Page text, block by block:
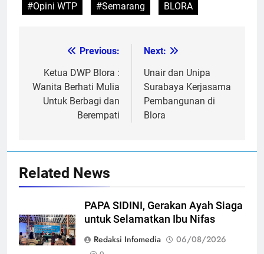
#Opini WTP
#Semarang BLORA
navigation
Previous:
Ketua DWP Blora :
Wanita Berhati Mulia
Untuk Berbagi dan
Berempati
Next:
Unair dan Unipa
Surabaya Kerjasama
Pembangunan di
Blora
Related News
PAPA SIDINI, Gerakan Ayah Siaga
untuk Selamatkan Ibu Nifas
Redaksi Infomedia
06/08/2026